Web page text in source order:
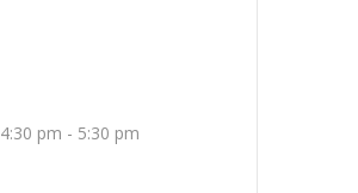
4:30 pm - 5:30 pm